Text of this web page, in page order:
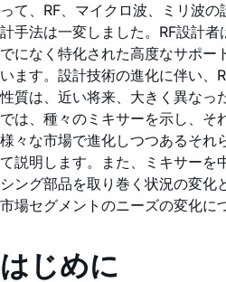
って、RF、マイクロ波、ミリ波
計手法は一変しました。RF設計者
でになく特化された高度なサポー
います。設計技術の進化に伴い、
性質は、近い将来、大きく異なっ
では、種々のミキサーを示し、そ
様々な市場で進化しつつあるそれ
て説明します。また、ミキサーを
シング部品を取り巻く状況の変化
市場セグメントのニーズの変化に
はじめに